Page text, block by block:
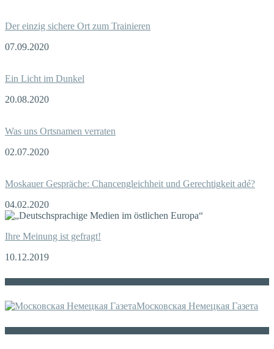
Der einzig sichere Ort zum Trainieren
07.09.2020
Ein Licht im Dunkel
20.08.2020
Was uns Ortsnamen verraten
02.07.2020
Moskauer Gespräche: Chancengleichheit und Gerechtigkeit adé?
04.02.2020
Ihre Meinung ist gefragt!
10.12.2019
Московская Немецкая Газета